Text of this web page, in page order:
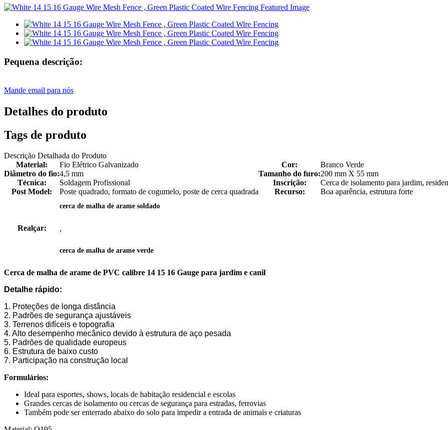
Pequena descrição:
Mande email para nós
Detalhes do produto
Tags de produto
Descrição Detalhada do Produto
Material:
Fio Elétrico Galvanizado Cor:
Branco Verde
Diâmetro do fio:4,5 mm Tamanho do furo:200 mm X 55 mm
Técnica:
Soldagem Profissional Inscrição:
Cerca de isolamento para jardim,
Post Model:
Poste quadrado, formato de cogumelo, poste de cerca quadrada Recurso: Boa aparência, estrutura forte
Realçar:
cerca de malha de arame soldado
,
cerca de malha de arame verde
Cerca de malha de arame de PVC calibre 14 15 16 Gauge para jardim e canil
Detalhe rápido:
1. Proteções de longa distância
2. Padrões de segurança ajustáveis
3. Terrenos difíceis e topografia
4. Alto desempenho mecânico devido à estrutura de aço pesada
5. Padrões de qualidade europeus
6. Estrutura de baixo custo
7. Participação na construção local
Formulários:
Ideal para esportes, shows, locais de habitação residencial e escolas
Grandes cercas de isolamento ou cercas de segurança para estradas, ferrovias
Também pode ser enterrado abaixo do solo para impedir a entrada de animais e criaturas